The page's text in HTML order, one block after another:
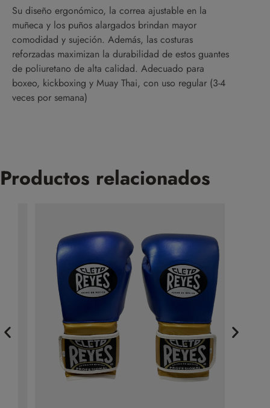
Su diseño ergonómico, la correa ajustable en la
muñeca y los puños alargados brindan mayor
comodidad y sujeción. Además, las costuras
reforzadas maximizan la durabilidad de estos guantes
de poliuretano de alta calidad. Adecuado para
boxeo, kickboxing y Muay Thai, con uso regular (3-4
veces por semana)
Productos relacionados